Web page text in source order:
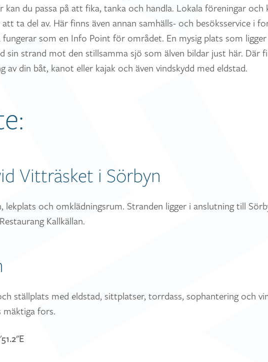
kan du passa på att fika, tanka och handla. Lokala föreningar och
ta del av. Här finns även annan samhälls- och besöksservice i
som en Info Point för området. En mysig plats som
sin strand mot den stillsamma sjö som älven bildar just här. Där
av din båt, kanot eller kajak och även vindskydd med eldstad.
Vitträsket i Sörbyn
och omklädningsrum. Stranden ligger i anslutning till
Kallkällan.
ställplats med eldstad, sittplatser, torrdass, sophantering och
mäktiga fors.